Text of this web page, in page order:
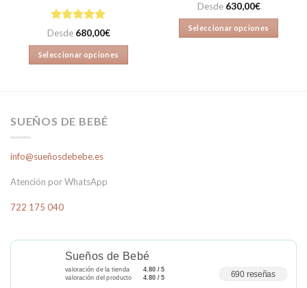
Valorado en
de 5
Desde 680,00€
Seleccionar opciones
múltiples
variantes.
opciones
pueden
página
de
producto
Desde 630,00€
Seleccionar opciones
SUEÑOS DE BEBÉ
info@sueñosdebebe.es
Atención por WhatsApp
722 175 040
Sueños de Bebé
valoración de la tienda
4.80 / 5
valoración del producto
4.80 / 5 690 reseñas